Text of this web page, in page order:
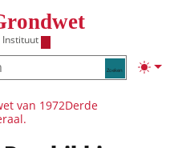
Instituut
Zoeken
van 1972Derde